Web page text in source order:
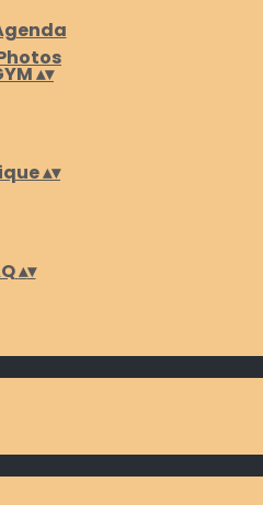
▴▾
▴▾
▴▾